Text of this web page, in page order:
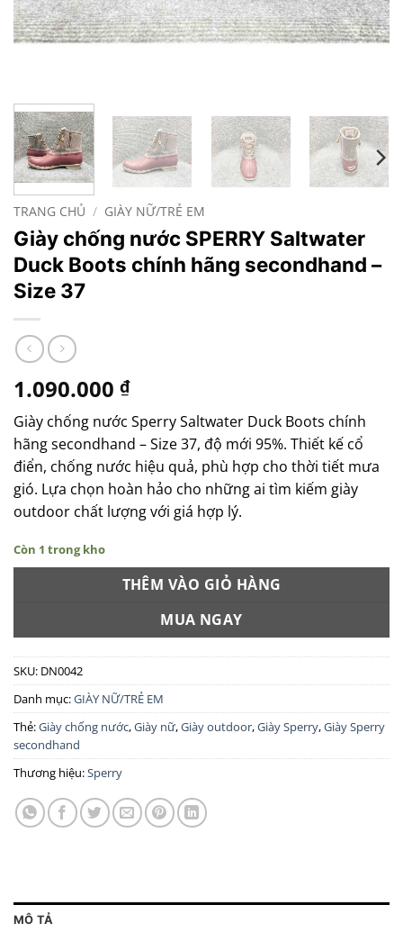
TRANG CHỦ / GIÀY NỮ/TRẺ EM
Giày chống nước SPERRY Saltwater
Duck Boots chính hãng secondhand –
Size 37
1.090.000 ₫
Giày chống nước Sperry Saltwater Duck Boots chính
hãng secondhand – Size 37, độ mới 95%. Thiết kế cổ
điển, chống nước hiệu quả, phù hợp cho thời tiết mưa
gió. Lựa chọn hoàn hảo cho những ai tìm kiếm giày
outdoor chất lượng với giá hợp lý.
Còn 1 trong kho
THÊM VÀO GIỎ HÀNG
MUA NGAY
SKU: DN0042
Danh mục:GIÀY NỮ/TRẺ EM
Thẻ:Giày chống nước,Giày nữ,Giày outdoor,Giày Sperry,Giày Sperry
secondhand
Thương hiệu:Sperry
MÔ TẢ